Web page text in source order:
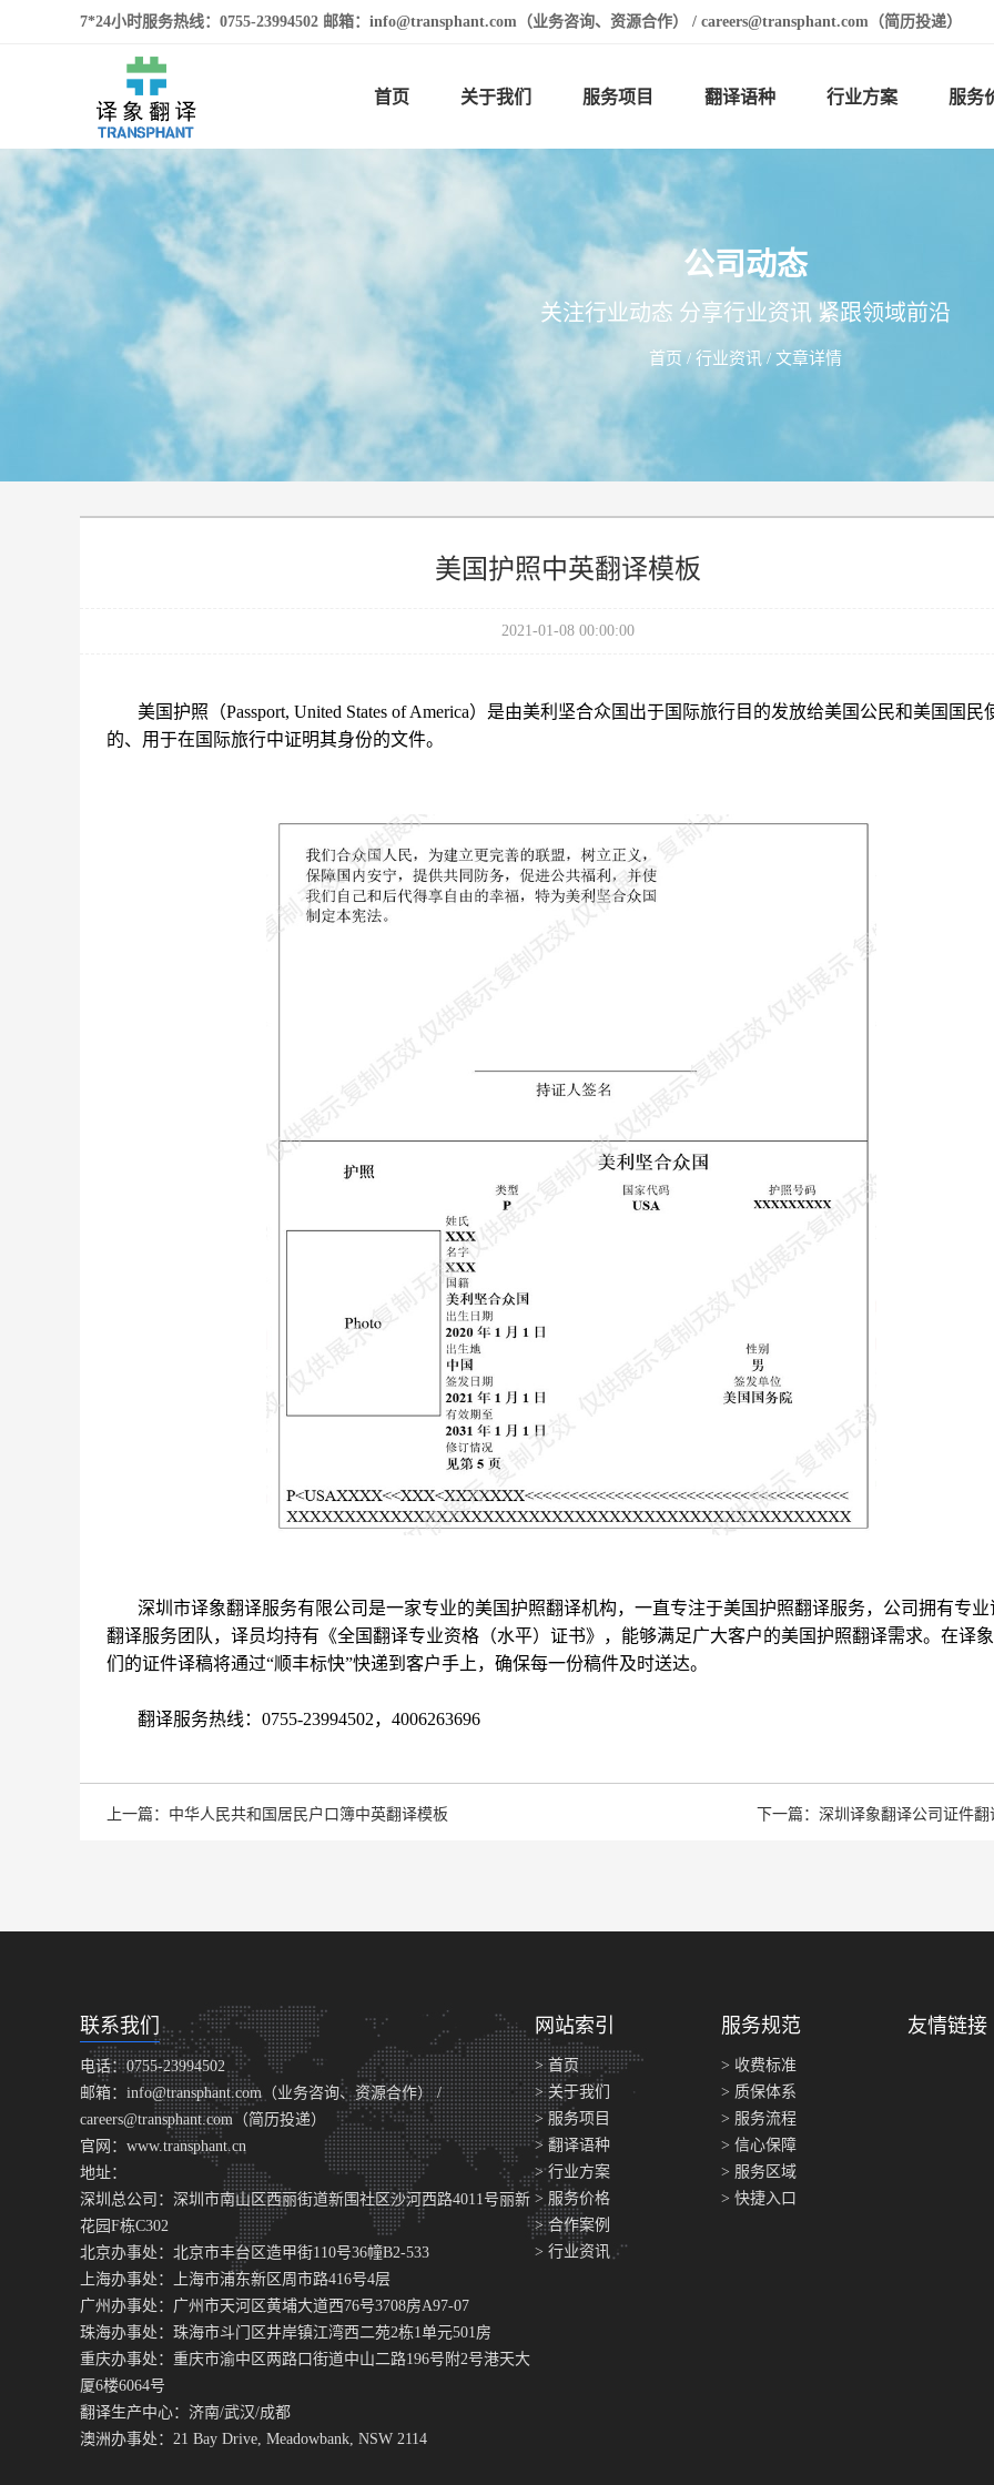
7*24小时服务热线：0755-23994502 邮箱：info@transphant.com（业务咨询、资源合作） / careers@transphant.com（简历投递）
首页 关于我们 服务项目 翻译语种 行业方案 服务
公司动态
关注行业动态 分享行业资讯 紧跟领域前沿
首页/ 行业资讯/ 文章详情
美国护照中英翻译模板
2021-01-08 00:00:00
美国护照（Passport, United States of America）是由美利坚合众国出于国际旅行目的发放给美国公民和美国国民
的、用于在国际旅行中证明其身份的文件。
深圳市译象翻译服务有限公司是一家专业的美国护照翻译机构，一直专注于美国护照翻译服务，公司拥有专业
翻译服务团队，译员均持有《全国翻译专业资格（水平）证书》，能够满足广大客户的美国护照翻译需求。在译
们的证件译稿将通过“顺丰标快”快递到客户手上，确保每一份稿件及时送达。
翻译服务热线：0755-23994502，4006263696
上一篇：中华人民共和国居民户口簿中英翻译模板 下一篇：深圳译象翻译公司证件翻
联系我们
电话：0755-23994502
邮箱：info@transphant.com（业务咨询、资源合作） /
careers@transphant.com（简历投递）
官网：www.transphant.cn
地址：
深圳总公司：深圳市南山区西丽街道新围社区沙河西路4011号丽新
花园F栋C302
北京办事处：北京市丰台区造甲街110号36幢B2-533
上海办事处：上海市浦东新区周市路416号4层
广州办事处：广州市天河区黄埔大道西76号3708房A97-07
珠海办事处：珠海市斗门区井岸镇江湾西二苑2栋1单元501房
重庆办事处：重庆市渝中区两路口街道中山二路196号附2号港天大
厦6楼6064号
翻译生产中心：济南/武汉/成都
澳洲办事处：21 Bay Drive, Meadowbank, NSW 2114
网站索引
> 首页
> 关于我们
> 服务项目
> 翻译语种
> 行业方案
> 服务价格
> 合作案例
> 行业资讯
服务规范
> 收费标准
> 质保体系
> 服务流程
> 信心保障
> 服务区域
> 快捷入口
友情链接